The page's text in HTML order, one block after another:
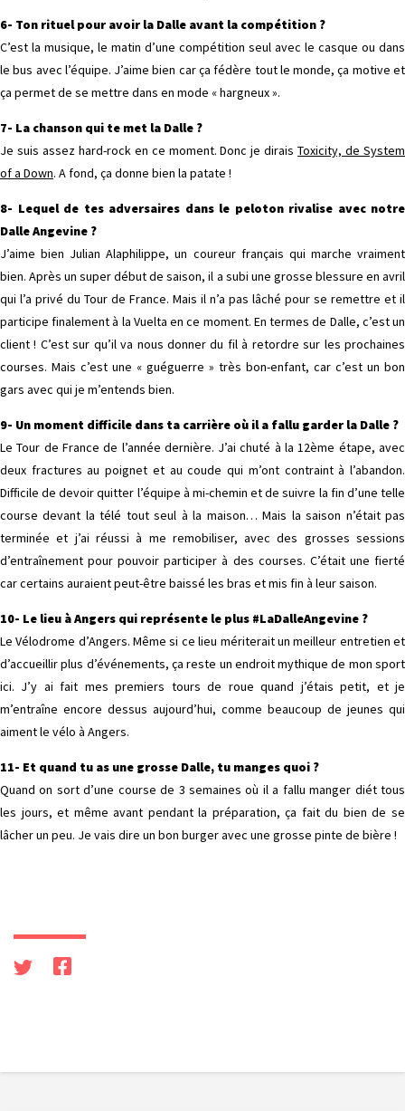
6- Ton rituel pour avoir la Dalle avant la compétition ?
C’est la musique, le matin d’une compétition seul avec le casque ou dans
le bus avec l’équipe. J’aime bien car ça fédère tout le monde, ça motive et
ça permet de se mettre dans en mode « hargneux ».
7- La chanson qui te met la Dalle ?
Je suis assez hard-rock en ce moment. Donc je diraisToxicity, de System
of a Down. A fond, ça donne bien la patate !
8- Lequel de tes adversaires dans le peloton rivalise avec notre
Dalle Angevine ?
J’aime bien Julian Alaphilippe, un coureur français qui marche vraiment
bien. Après un super début de saison, il a subi une grosse blessure en avril
qui l’a privé du Tour de France. Mais il n’a pas lâché pour se remettre et il
participe finalement à la Vuelta en ce moment. En termes de Dalle, c’est un
client ! C’est sur qu’il va nous donner du fil à retordre sur les prochaines
courses. Mais c’est une « guéguerre » très bon-enfant, car c’est un bon
gars avec qui je m’entends bien.
9- Un moment difficile dans ta carrière où il a fallu garder la Dalle ?
Le Tour de France de l’année dernière. J’ai chuté à la 12ème étape, avec
deux fractures au poignet et au coude qui m’ont contraint à l’abandon.
Difficile de devoir quitter l’équipe à mi-chemin et de suivre la fin d’une telle
course devant la télé tout seul à la maison… Mais la saison n’était pas
terminée et j’ai réussi à me remobiliser, avec des grosses sessions
d’entraînement pour pouvoir participer à des courses. C’était une fierté
car certains auraient peut-être baissé les bras et mis fin à leur saison.
10- Le lieu à Angers qui représente le plus #LaDalleAngevine ?
Le Vélodrome d’Angers. Même si ce lieu mériterait un meilleur entretien et
d’accueillir plus d’événements, ça reste un endroit mythique de mon sport
ici. J’y ai fait mes premiers tours de roue quand j’étais petit, et je
m’entraîne encore dessus aujourd’hui, comme beaucoup de jeunes qui
aiment le vélo à Angers.
11- Et quand tu as une grosse Dalle, tu manges quoi ?
Quand on sort d’une course de 3 semaines où il a fallu manger diét tous
les jours, et même avant pendant la préparation, ça fait du bien de se
lâcher un peu. Je vais dire un bon burger avec une grosse pinte de bière !